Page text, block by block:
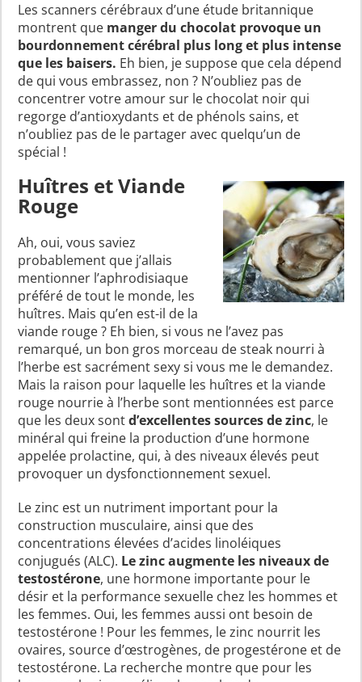
Les scanners cérébraux d’une étude britannique
montrent que manger du chocolat provoque un
bourdonnement cérébral plus long et plus intense
que les baisers. Eh bien, je suppose que cela dépend
de qui vous embrassez, non ? N’oubliez pas de
concentrer votre amour sur le chocolat noir qui
regorge d’antioxydants et de phénols sains, et
n’oubliez pas de le partager avec quelqu’un de
spécial !
Huîtres et Viande
Rouge
Ah, oui, vous saviez
probablement que j’allais
mentionner l’aphrodisiaque
préféré de tout le monde, les
huîtres. Mais qu’en est-il de la
viande rouge ? Eh bien, si vous ne l’avez pas
remarqué, un bon gros morceau de steak nourri à
l’herbe est sacrément sexy si vous me le demandez.
Mais la raison pour laquelle les huîtres et la viande
rouge nourrie à l’herbe sont mentionnées est parce
que les deux sontd’excellentes sources de zinc, le
minéral qui freine la production d’une hormone
appelée prolactine, qui, à des niveaux élevés peut
provoquer un dysfonctionnement sexuel.
Le zinc est un nutriment important pour la
construction musculaire, ainsi que des
concentrations élevées d’acides linoléiques
conjugués (ALC). Le zinc augmente les niveaux de
testostérone, une hormone importante pour le
désir et la performance sexuelle chez les hommes et
les femmes. Oui, les femmes aussi ont besoin de
testostérone ! Pour les femmes, le zinc nourrit les
ovaires, source d’œstrogènes, de progestérone et de
testostérone. La recherche montre que pour les